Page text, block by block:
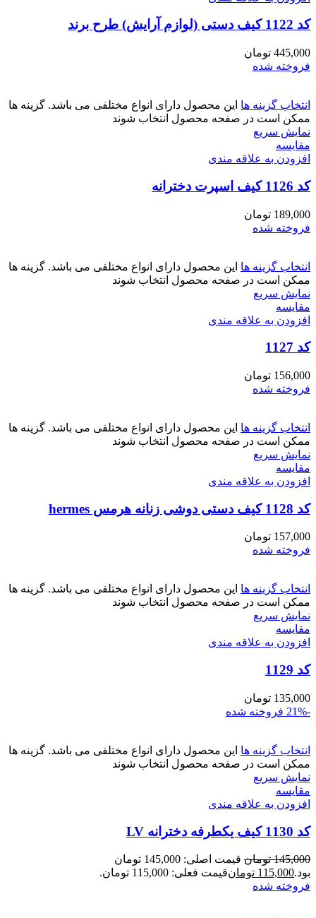
کد 1122 کیف دستی (لوازم آرایش) طرح برند
445,000 تومان
فروخته شده
انتخاب گزینه ها این محصول دارای انواع مختلفی می باشد. گزینه ها
ممکن است در صفحه محصول انتخاب شوند
نمایش سریع
مقايسه
افزودن به علاقه مندی
کد 1126 کیف اسپرت دخترانه
189,000 تومان
فروخته شده
انتخاب گزینه ها این محصول دارای انواع مختلفی می باشد. گزینه ها
ممکن است در صفحه محصول انتخاب شوند
نمایش سریع
مقايسه
افزودن به علاقه مندی
کد 1127
156,000 تومان
فروخته شده
انتخاب گزینه ها این محصول دارای انواع مختلفی می باشد. گزینه ها
ممکن است در صفحه محصول انتخاب شوند
نمایش سریع
مقايسه
افزودن به علاقه مندی
کد 1128 کیف دستی دوشی زنانه هرمس hermes
157,000 تومان
فروخته شده
انتخاب گزینه ها این محصول دارای انواع مختلفی می باشد. گزینه ها
ممکن است در صفحه محصول انتخاب شوند
نمایش سریع
مقايسه
افزودن به علاقه مندی
کد 1129
135,000 تومان
-21%
فروخته شده
انتخاب گزینه ها این محصول دارای انواع مختلفی می باشد. گزینه ها
ممکن است در صفحه محصول انتخاب شوند
نمایش سریع
مقايسه
افزودن به علاقه مندی
کد 1130 کیف یکطرفه دخترانه LV
145,000 تومان
قیمت اصلی: 145,000 تومان
بود.115,000 تومانقیمت فعلی: 115,000 تومان.
فروخته شده